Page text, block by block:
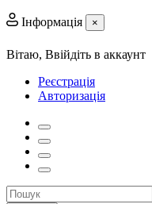
Інформація ×
Вітаю, Ввійдіть в аккаунт
Реєстрація
Авторизація